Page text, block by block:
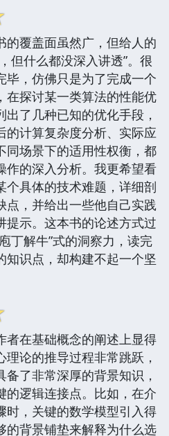
的覆盖面虽然广，但给人的
但什么都没深入讲透”。很
毕，仿佛只是为了完成一个
在探讨某一类算法的性能优
了几种已知的优化手段，
的计算复杂度分析、实际应
同场景下的适用性权衡，都
作的深入分析。我更希望看
个具体的技术难题，详细剖
点，并给出一些他自己实践
提示。这本书的论述方式过
丁解牛”式的洞察力，读完
知识点，却构建不起一个坚
者在基础概念的阐述上显得
论的推导过程非常跳跃，
了非常深厚的背景知识，
的逻辑连接点。比如，在介
时，关键的数学模型引入得
的背景铺垫来解释为什么选